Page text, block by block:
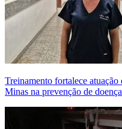
Treinamento fortalece atuação
Minas na prevenção de